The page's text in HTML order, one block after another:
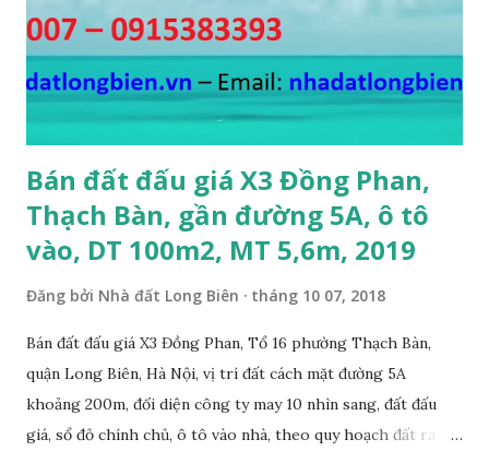
Bán đất đấu giá X3 Đồng Phan,
Thạch Bàn, gần đường 5A, ô tô
vào, DT 100m2, MT 5,6m, 2019
Đăng bởi Nhà đất Long Biên tháng 10 07, 2018
Bán đất đấu giá X3 Đồng Phan, Tổ 16 phường Thạch Bàn,
quận Long Biên, Hà Nội, vị trí đất cách mặt đường 5A
khoảng 200m, đối diện công ty may 10 nhìn sang, đất đấu
giá, sổ đỏ chính chủ, ô tô vào nhà, theo quy hoạch đất ra